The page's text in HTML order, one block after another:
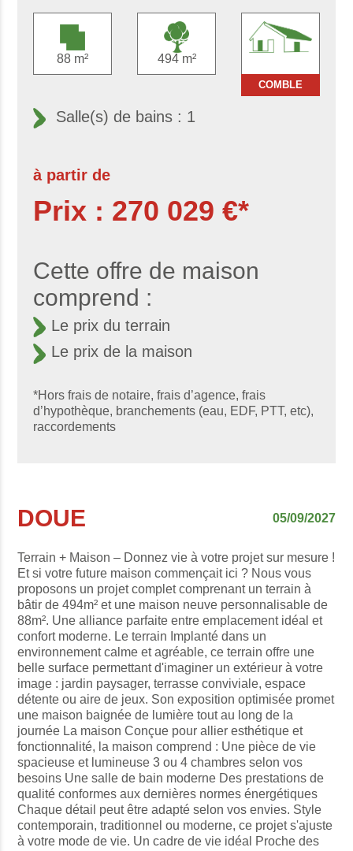
DOUE 05/09/2027
Terrain + Maison – Donnez vie à votre projet sur mesure !
Et si votre future maison commençait ici ? Nous vous
proposons un projet complet comprenant un terrain à
bâtir de 494m² et une maison neuve personnalisable de
88m². Une alliance parfaite entre emplacement idéal et
confort moderne. Le terrain Implanté dans un
environnement calme et agréable, ce terrain offre une
belle surface permettant d'imaginer un extérieur à votre
image : jardin paysager, terrasse conviviale, espace
détente ou aire de jeux. Son exposition optimisée promet
une maison baignée de lumière tout au long de la
journée La maison Conçue pour allier esthétique et
fonctionnalité, la maison comprend : Une pièce de vie
spacieuse et lumineuse 3 ou 4 chambres selon vos
besoins Une salle de bain moderne Des prestations de
qualité conformes aux dernières normes énergétiques
Chaque détail peut être adapté selon vos envies. Style
contemporain, traditionnel ou moderne, ce projet s'ajuste
à votre mode de vie. Un cadre de vie idéal Proche des
88 m² 494 m²
COMBLE
Salle(s) de bains : 1
à partir de
Prix : 270 029 €*
Cette offre de maison
comprend :
Le prix du terrain
Le prix de la maison
*Hors frais de notaire, frais d’agence, frais
d’hypothèque, branchements (eau, EDF, PTT, etc),
raccordements